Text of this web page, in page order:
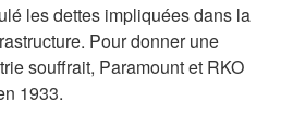
les dettes impliquées dans la
Pour donner une
souffrait, Paramount et RKO
1933.